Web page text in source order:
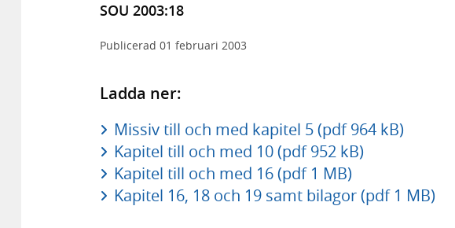
SOU 2003:18
Publicerad 01 februari 2003
Ladda ner:
Missiv till och med kapitel 5 (pdf 964 kB)
Kapitel till och med 10 (pdf 952 kB)
Kapitel till och med 16 (pdf 1 MB)
Kapitel 16, 18 och 19 samt bilagor (pdf 1 MB)